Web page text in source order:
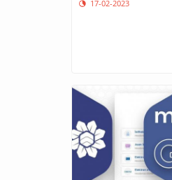
17-02-2023